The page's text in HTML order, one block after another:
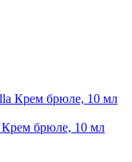
Крем брюле, 10 мл